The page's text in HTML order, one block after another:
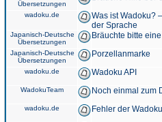
Übersetzungen
wadoku.de
Was ist Wadoku?
der Sprache
Japanisch-Deutsche
Übersetzungen
Bräuchte bitte
Japanisch-Deutsche
Übersetzungen
Porzellanmarke
wadoku.de Wadoku API
WadokuTeam Noch einmal zum
wadoku.de Fehler der